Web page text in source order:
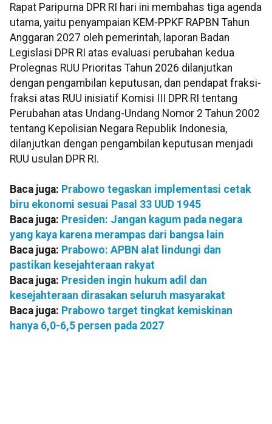
Rapat Paripurna DPR RI hari ini membahas tiga agenda
utama, yaitu penyampaian KEM-PPKF RAPBN Tahun
Anggaran 2027 oleh pemerintah, laporan Badan
Legislasi DPR RI atas evaluasi perubahan kedua
Prolegnas RUU Prioritas Tahun 2026 dilanjutkan
dengan pengambilan keputusan, dan pendapat fraksi-
fraksi atas RUU inisiatif Komisi III DPR RI tentang
Perubahan atas Undang-Undang Nomor 2 Tahun 2002
tentang Kepolisian Negara Republik Indonesia,
dilanjutkan dengan pengambilan keputusan menjadi
RUU usulan DPR RI.
Baca juga: Prabowo tegaskan implementasi cetak
biru ekonomi sesuai Pasal 33 UUD 1945
Baca juga: Presiden: Jangan kagum pada negara
yang kaya karena merampas dari bangsa lain
Baca juga: Prabowo: APBN alat lindungi dan
pastikan kesejahteraan rakyat
Baca juga: Presiden ingin hukum adil dan
kesejahteraan dirasakan seluruh masyarakat
Baca juga: Prabowo target tingkat kemiskinan
hanya 6,0-6,5 persen pada 2027